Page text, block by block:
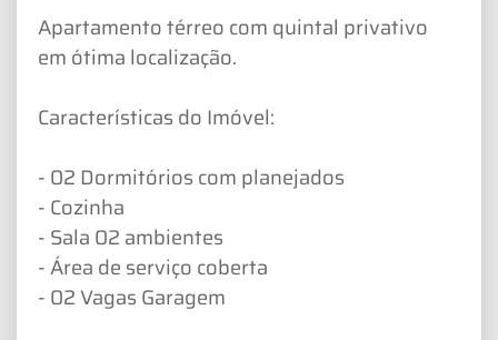
Apartamento térreo com quintal privativo
em ótima localização.
Características do Imóvel:
- 02 Dormitórios com planejados
- Cozinha
- Sala 02 ambientes
- Área de serviço coberta
- 02 Vagas Garagem